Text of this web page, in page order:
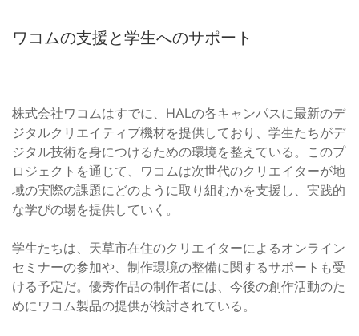
ワコムの支援と学生へのサポート
株式会社ワコムはすでに、HALの各キャンパスに最新のデ
ジタルクリエイティブ機材を提供しており、学生たちがデ
ジタル技術を身につけるための環境を整えている。このプ
ロジェクトを通じて、ワコムは次世代のクリエイターが地
域の実際の課題にどのように取り組むかを支援し、実践的
な学びの場を提供していく。
学生たちは、天草市在住のクリエイターによるオンライン
セミナーの参加や、制作環境の整備に関するサポートも受
ける予定だ。優秀作品の制作者には、今後の創作活動のた
めにワコム製品の提供が検討されている。